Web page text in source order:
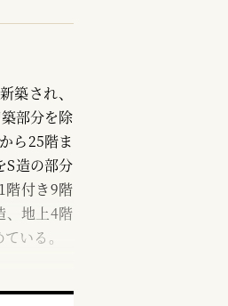
築され、
部分を除
ら25階ま
S造の部分
階付き9階
、地上4階
いる。